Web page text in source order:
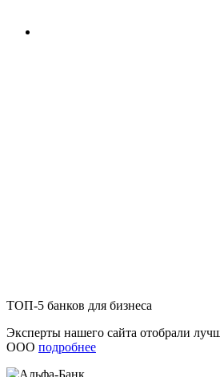
ТОП-5 банков для бизнеса
Эксперты нашего сайта отобрали
ООО подробнее